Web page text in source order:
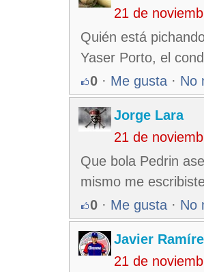
21 de
Quién está
Yaser Porto, el
0 · Me gusta · No
Jorge Lara
21 de
Que bola Pedrin
mismo me
0 · Me gusta · No
Javier
21 de